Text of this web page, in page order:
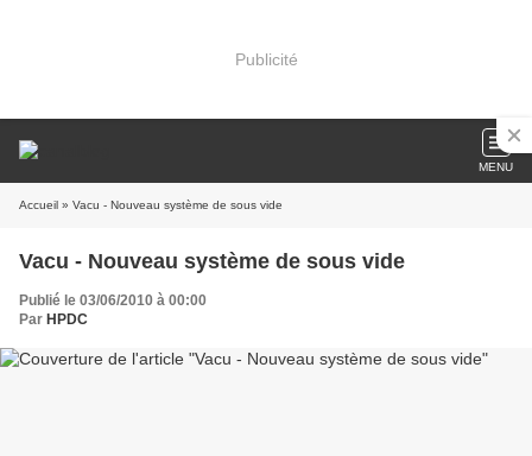
Publicité
MENU
Accueil » Vacu - Nouveau système de sous vide
Vacu - Nouveau système de sous vide
Publié le 03/06/2010 à 00:00
Par HPDC